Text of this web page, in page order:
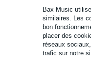
Bax Music
similaires. Les
bon
placer des
réseaux
trafic sur notre
Guide
Aucun produit trouvé.